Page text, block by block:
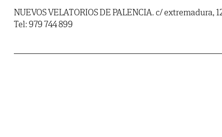
NUEVOS VELATORIOS DE PALENCIA. c/ extremadura,
Tel: 979 744 899